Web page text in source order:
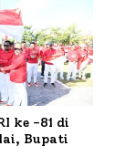
ke -81 di
Bupati